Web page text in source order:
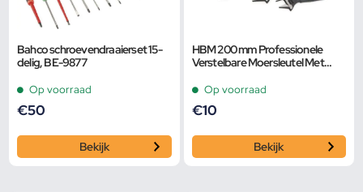
Bahco schroevendraaierset 15-
delig, BE-9877
Op voorraad
€50
Bekijk
HBM 200 mm Professionele
Verstelbare Moersleutel Met
Smalle Bek
Op voorraad
€10
Bekijk